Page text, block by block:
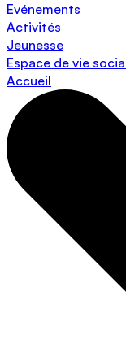
Evénements
Activités
Jeunesse
Espace de vie
Accueil